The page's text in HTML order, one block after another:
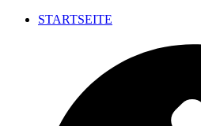
STARTSEITE